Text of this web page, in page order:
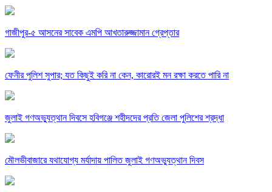
গাজীপুর-৫ আসনের সাবেক এমপি আখতারুজ্জামান গ্রেপ্তার
ফেনীর পুলিশ সুপার; যত কিছুই করি না কেন, কারোরই মন রক্ষা করতে পারি না
জুলাই গণঅভ্যুত্থান দিবসে হবিগঞ্জে শহীদদের প্রতি জেলা পুলিশের শ্রদ্ধা
মৌলভীবাজারে যথাযোগ্য মর্যাদায় পালিত জুলাই গণঅভ্যুত্থান দিবস